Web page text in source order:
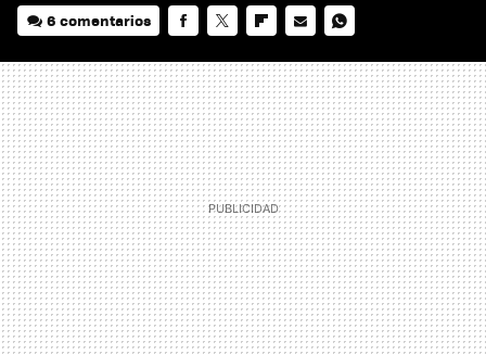
6 comentarios
MAIL